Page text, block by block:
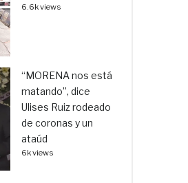
6.6k views
“MORENA nos está
matando”, dice
Ulises Ruiz rodeado
de coronas y un
ataúd
6k views